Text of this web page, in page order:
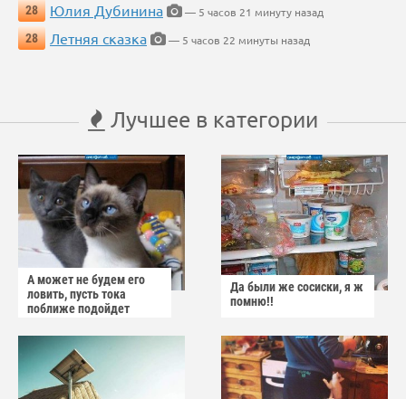
28
Юлия Дубинина
— 5 часов 21 минуту назад
28
Летняя сказка — 5 часов 22 минуты назад
Лучшее в категории
А может не будем его
ловить, пусть тока
поближе подойдет
Да были же сосиски, я ж
помню!!